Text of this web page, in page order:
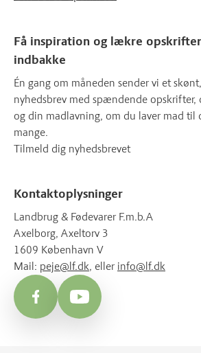
Få inspiration og lækre
indbakke
Én gang om måneden sender vi et
nyhedsbrev med spændende opskrifter,
og din madlavning, om du laver mad til
mange.
Tilmeld dig nyhedsbrevet
Kontaktoplysninger
Landbrug & Fødevarer F.m.b.A
Axelborg, Axeltorv 3
1609 København V
Mail: peje@lf.dk, eller info@lf.dk
FacebookYouTube